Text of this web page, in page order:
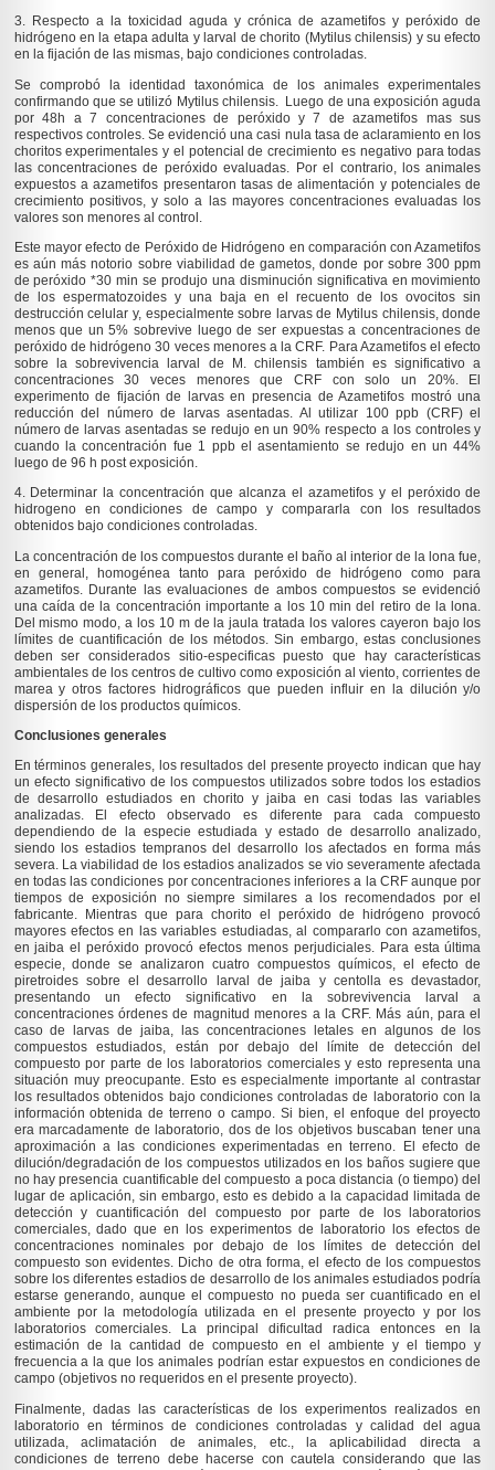
3. Respecto a la toxicidad aguda y crónica de azametifos y peróxido de
hidrógeno en la etapa adulta y larval de chorito (Mytilus chilensis) y su efecto
en la fijación de las mismas, bajo condiciones controladas.
Se comprobó la identidad taxonómica de los animales experimentales
confirmando que se utilizó Mytilus chilensis. Luego de una exposición aguda
por 48h a 7 concentraciones de peróxido y 7 de azametifos mas sus
respectivos controles. Se evidenció una casi nula tasa de aclaramiento en los
choritos experimentales y el potencial de crecimiento es negativo para todas
las concentraciones de peróxido evaluadas. Por el contrario, los animales
expuestos a azametifos presentaron tasas de alimentación y potenciales de
crecimiento positivos, y solo a las mayores concentraciones evaluadas los
valores son menores al control.
Este mayor efecto de Peróxido de Hidrógeno en comparación con Azametifos
es aún más notorio sobre viabilidad de gametos, donde por sobre 300 ppm
de peróxido *30 min se produjo una disminución significativa en movimiento
de los espermatozoides y una baja en el recuento de los ovocitos sin
destrucción celular y, especialmente sobre larvas de Mytilus chilensis, donde
menos que un 5% sobrevive luego de ser expuestas a concentraciones de
peróxido de hidrógeno 30 veces menores a la CRF. Para Azametifos el efecto
sobre la sobrevivencia larval de
M. chilensis también es significativo a
concentraciones 30 veces menores que CRF con solo un 20%. El
experimento de fijación de larvas en presencia de Azametifos mostró una
reducción del número de larvas asentadas. Al utilizar 100 ppb (CRF) el
número de larvas asentadas se redujo en un 90% respecto a los controles y
cuando la concentración fue 1 ppb el asentamiento se redujo en un 44%
luego de 96 h post exposición.
4. Determinar la concentración que alcanza el azametifos y el peróxido de
hidrogeno en condiciones de campo y compararla con los resultados
obtenidos bajo condiciones controladas.
La concentración de los compuestos durante el baño al interior de la lona fue,
en general, homogénea tanto para peróxido de hidrógeno como para
azametifos. Durante las evaluaciones de ambos compuestos se evidenció
una caída de la concentración importante a los 10 min del retiro de la lona.
Del mismo modo, a los 10 m de la jaula tratada los valores cayeron bajo los
límites de cuantificación de los métodos. Sin embargo, estas conclusiones
deben ser considerados sitio-especificas puesto que hay características
ambientales de los centros de cultivo como exposición al viento, corrientes de
marea y otros factores hidrográficos que pueden influir en la dilución y/o
dispersión de los productos químicos.
Conclusiones generales
En términos generales, los resultados del presente proyecto indican que hay
un efecto significativo de los compuestos utilizados sobre todos los estadios
de desarrollo estudiados en chorito y jaiba en casi todas las variables
analizadas. El efecto observado es diferente para cada compuesto
dependiendo de la especie estudiada y estado de desarrollo analizado,
siendo los estadios tempranos del desarrollo los afectados en forma más
severa. La viabilidad de los estadios analizados se vio severamente afectada
en todas las condiciones por concentraciones inferiores a la CRF aunque por
tiempos de exposición no siempre similares a los recomendados por el
fabricante. Mientras que para chorito el peróxido de hidrógeno provocó
mayores efectos en las variables estudiadas, al compararlo con azametifos,
en jaiba el peróxido provocó efectos menos perjudiciales. Para esta última
especie, donde se analizaron cuatro compuestos químicos, el efecto de
piretroides sobre el desarrollo larval de jaiba y centolla es devastador,
presentando un efecto significativo en la sobrevivencia larval a
concentraciones órdenes de magnitud menores a la CRF. Más aún, para el
caso de larvas de jaiba, las concentraciones letales en algunos de los
compuestos estudiados, están por debajo del límite de detección del
compuesto por parte de los laboratorios comerciales y esto representa una
situación muy preocupante. Esto es especialmente importante al contrastar
los resultados obtenidos bajo condiciones controladas de laboratorio con la
información obtenida de terreno o campo. Si bien, el enfoque del proyecto
era marcadamente de laboratorio, dos de los objetivos buscaban tener una
aproximación a las condiciones experimentadas en terreno. El efecto de
dilución/degradación de los compuestos utilizados en los baños sugiere que
no hay presencia cuantificable del compuesto a poca distancia (o tiempo) del
lugar de aplicación, sin embargo, esto es debido a la capacidad limitada de
detección y cuantificación del compuesto por parte de los laboratorios
comerciales, dado que en los experimentos de laboratorio los efectos de
concentraciones nominales por debajo de los límites de detección del
compuesto son evidentes. Dicho de otra forma, el efecto de los compuestos
sobre los diferentes estadios de desarrollo de los animales estudiados podría
estarse generando, aunque el compuesto no pueda ser cuantificado en el
ambiente por la metodología utilizada en el presente proyecto y por los
laboratorios comerciales. La principal dificultad radica entonces en la
estimación de la cantidad de compuesto en el ambiente y el tiempo y
frecuencia a la que los animales podrían estar expuestos en condiciones de
campo (objetivos no requeridos en el presente proyecto).
Finalmente, dadas las características de los experimentos realizados en
laboratorio en términos de condiciones controladas y calidad del agua
utilizada, aclimatación de animales, etc., la aplicabilidad directa a
condiciones de terreno debe hacerse con cautela considerando que las